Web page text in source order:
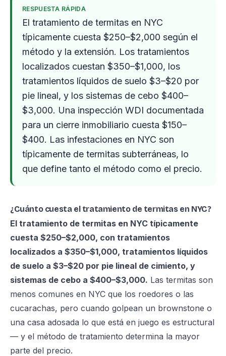
RESPUESTA RÁPIDA
El tratamiento de termitas en NYC
típicamente cuesta $250–$2,000 según el
método y la extensión. Los tratamientos
localizados cuestan $350–$1,000, los
tratamientos líquidos de suelo $3–$20 por
pie lineal, y los sistemas de cebo $400–
$3,000. Una inspección WDI documentada
para un cierre inmobiliario cuesta $150–
$400. Las infestaciones en NYC son
típicamente de termitas subterráneas, lo
que define tanto el método como el precio.
¿Cuánto cuesta el tratamiento de termitas en NYC?
El tratamiento de termitas en NYC típicamente
cuesta $250–$2,000, con tratamientos
localizados a $350–$1,000, tratamientos líquidos
de suelo a $3–$20 por pie lineal de cimiento, y
sistemas de cebo a $400–$3,000. Las termitas son
menos comunes en NYC que los roedores o las
cucarachas, pero cuando golpean un brownstone o
una casa adosada lo que está en juego es estructural
— y el método de tratamiento determina la mayor
parte del precio.